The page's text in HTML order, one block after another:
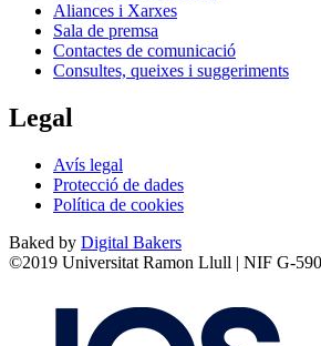
Aliances i Xarxes
Sala de premsa
Contactes de comunicació
Consultes, queixes i suggeriments
Legal
Avís legal
Protecció de dades
Política de cookies
Baked by Digital Bakers
©2019 Universitat Ramon Llull | NIF G-